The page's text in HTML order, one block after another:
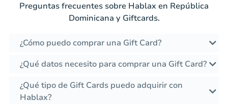
Preguntas frecuentes sobre Hablax en República
Dominicana y Giftcards.
¿Cómo puedo comprar una Gift Card?
¿Qué datos necesito para comprar una Gift Card?
¿Qué tipo de Gift Cards puedo adquirir con
Hablax?